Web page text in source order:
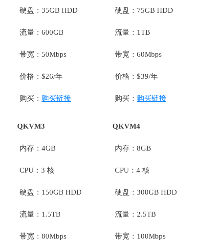
硬盘：35GB HDD
流量：600GB
带宽：50Mbps
价格：$26/年
购买： 购买链接
硬盘：75GB HDD
流量：1TB
带宽：60Mbps
价格：$39/年
购买： 购买链接
QKVM3
内存：4GB
CPU：3 核
硬盘：150GB HDD
流量：1.5TB
带宽：80Mbps
QKVM4
内存：8GB
CPU：4 核
硬盘：300GB HDD
流量：2.5TB
带宽：100Mbps